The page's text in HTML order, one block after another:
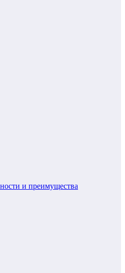
и преимущества